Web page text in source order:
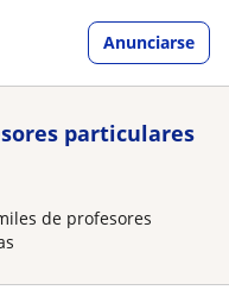
Anunciarse
particulares
de profesores